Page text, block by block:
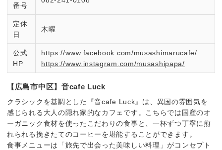
番号
定休
日
木曜
公式
HP
https://www.facebook.com/musashimarucafe/
https://www.instagram.com/musashipapa/
【広島市中区】音cafe Luck
クラシックを基調とした『音cafe Luck』は、異国の雰囲気を
感じられる大人の隠れ家的なカフェです。こちらでは国産のオ
ーガニック食材を使ったこだわりの食事と、一杯ずつ丁寧に煎
れられる挽きたてのコーヒーを堪能することができます。
食事メニューは「旅先で出会った美味しい料理」がコンセプト